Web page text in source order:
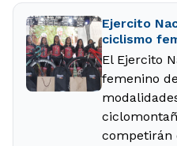
Ejercito
ciclismo
El Ejercito
femenino
competirán